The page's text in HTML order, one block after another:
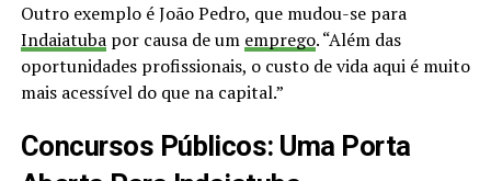
Outro exemplo é João Pedro, que mudou-se para
Indaiatubapor causa de um emprego. “Além das
oportunidades profissionais, o custo de vida aqui é muito
mais acessível do que na capital.”
Concursos Públicos: Uma Porta